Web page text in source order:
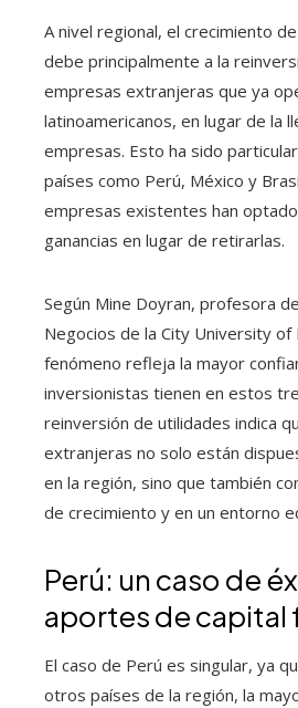
A nivel regional, el crecimiento
debe principalmente a la
empresas extranjeras que ya
latinoamericanos, en lugar de la
empresas. Esto ha sido
países como Perú, México y
empresas existentes han
ganancias en lugar de retirarlas.
Según Mine Doyran, profesora
Negocios de la City University
fenómeno refleja la mayor
inversionistas tienen en estos
reinversión de utilidades indica
extranjeras no solo están
en la región, sino que también
de crecimiento y en un entorno
Perú: un caso de
aportes de capital
El caso de Perú es singular, ya
otros países de la región, la